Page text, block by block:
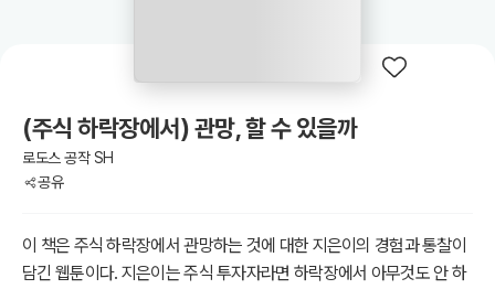
(주식 하락장에서) 관망, 할 수 있을까
로도스 공작 SH
공유
이 책은 주식 하락장에서 관망하는 것에 대한 지은이의 경험과 통찰이
담긴 웹툰이다. 지은이는 주식 투자자라면 하락장에서 아무것도 안 하